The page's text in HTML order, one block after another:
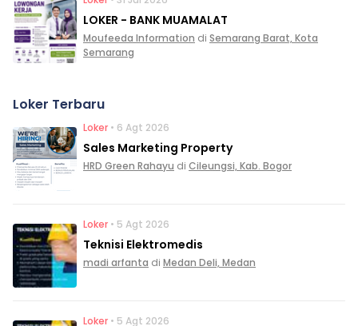
LOKER - BANK MUAMALAT
Moufeeda Information di Semarang Barat, Kota
Semarang
Loker Terbaru
Loker • 6 Agt 2026
Sales Marketing Property
HRD Green Rahayu di Cileungsi, Kab. Bogor
Loker • 5 Agt 2026
Teknisi Elektromedis
madi arfanta di Medan Deli, Medan
Loker • 5 Agt 2026